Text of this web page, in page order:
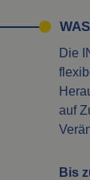
Die
auf
Bis